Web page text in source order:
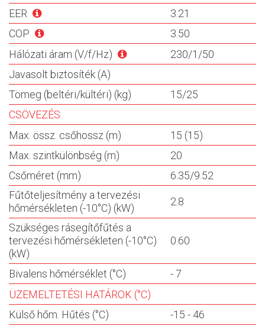
EER
3.21
COP
3.50
Hálózati áram (V/f/Hz)
230/1/50
Javasolt biztosíték (A)
Tömeg (beltéri/kültéri) (kg)
15/25
CSÖVEZÉS
Max. össz. csőhossz (m)
15 (15)
Max. szintkülönbség (m)
20
Csőméret (mm)
6.35/9.52
Fűtőteljesítmény a tervezési
hőmérsékleten (-10°C) (kW)
2.8
Szükséges rásegítőfűtés a
tervezési hőmérsékleten (-10°C)
(kW)
0.60
Bivalens hőmérséklet (°C)
- 7
ÜZEMELTETÉSI HATÁROK (°C)
Külső hőm. Hűtés (°C)
-15 - 46